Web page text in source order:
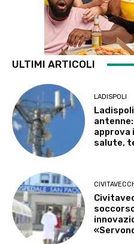
ULTIMI ARTICOLI
LADISPOLI
approva
salute,